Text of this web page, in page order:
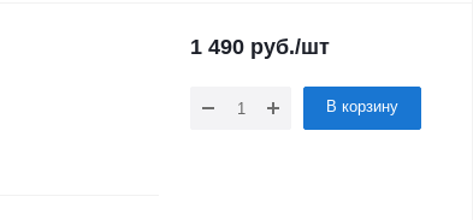
1 490 руб./шт
В корзину